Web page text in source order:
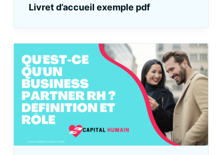
Livret d’accueil exemple pdf